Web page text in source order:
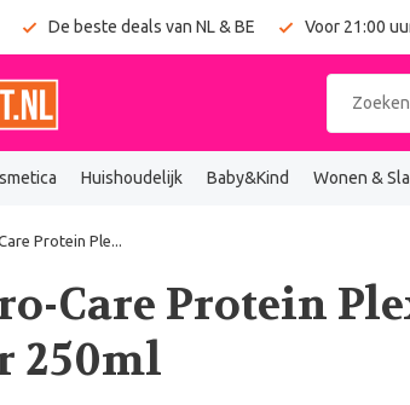
De beste deals van NL & BE Voor 21:00
Huishoudelijk Baby&Kind Wonen &
Protein Ple...
Care Protein
250ml